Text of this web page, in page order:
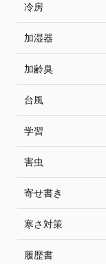
冷房
加湿器
加齢臭
台風
学習
害虫
寄せ書き
寒さ対策
履歴書